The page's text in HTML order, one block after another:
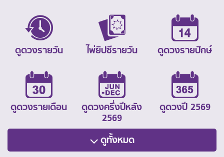
ดูดวงรายวัน ไพ่ยิปซีรายวัน ดูดวงรายปักษ์
ดูดวงรายเดือน
ดูดวงครึ่งปีหลัง
2569
ดูดวงปี 2569
ดูทั้งหมด